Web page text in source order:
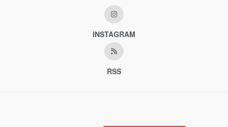
INSTAGRAM
RSS